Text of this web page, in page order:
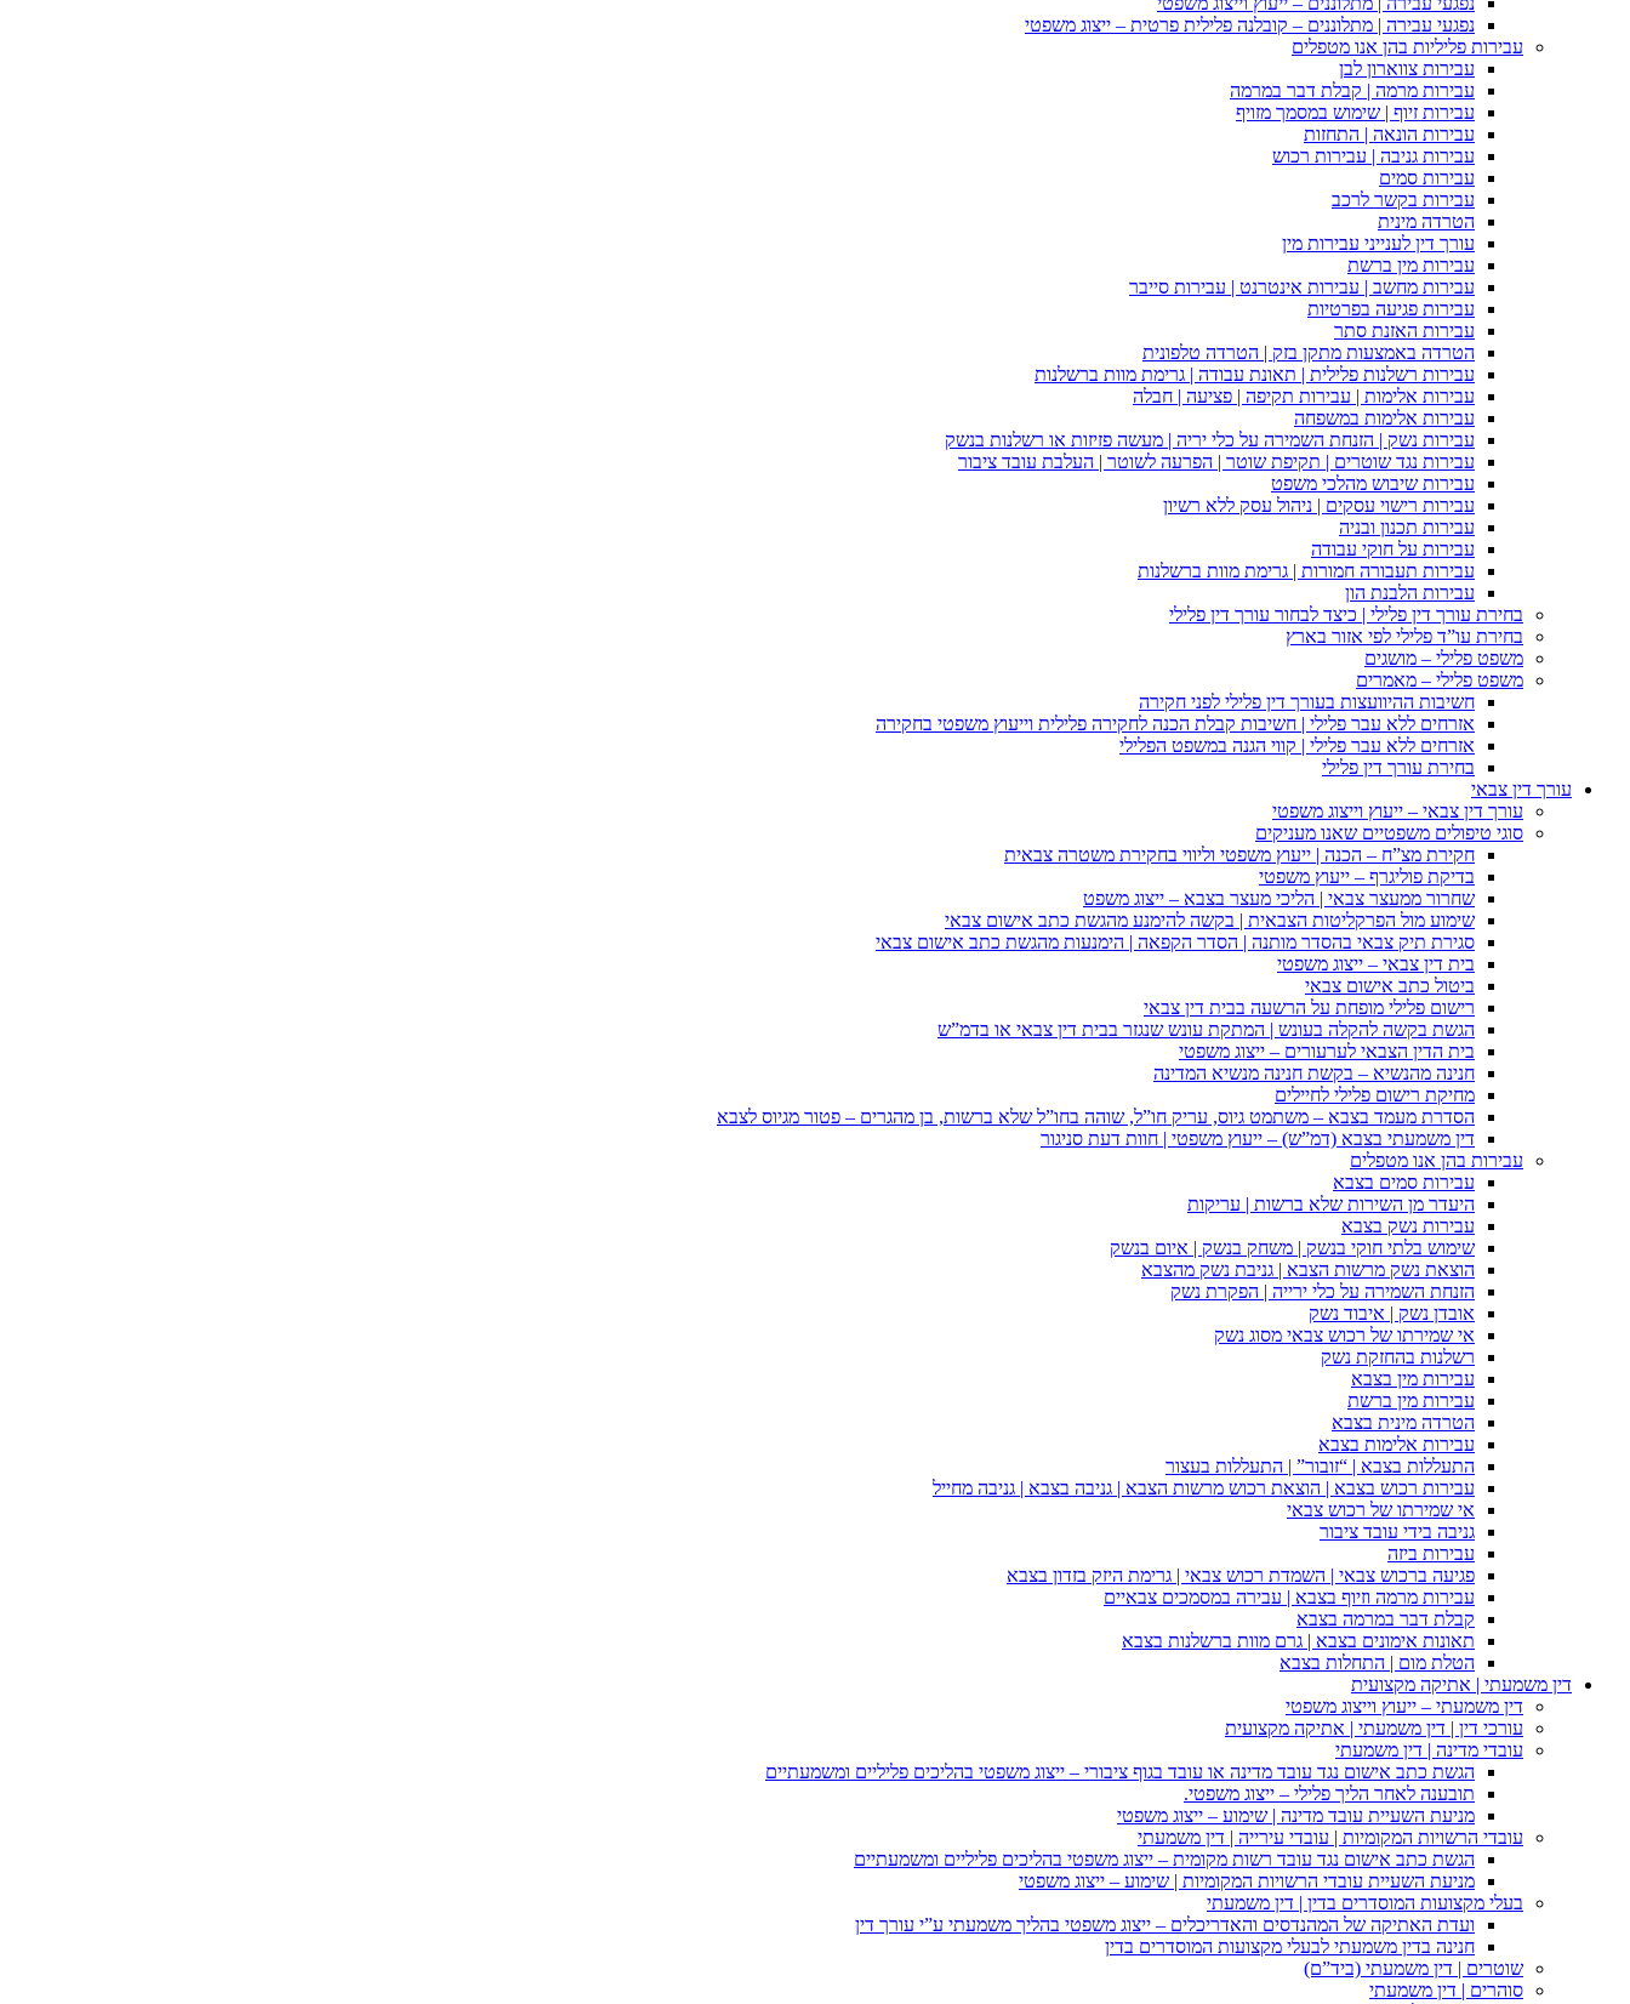
נפגעי עבירה | מתלוננים – קובלנה פלילית פרטית – ייצוג משפטי
עבירות פליליות בהן אנו מטפלים
עבירות צווארון לבן
עבירות מרמה | קבלת דבר במרמה
עבירות זיוף | שימוש במסמך מזויף
עבירות הונאה | התחזות
עבירות גניבה | עבירות רכוש
עבירות סמים
עבירות בקשר לרכב
הטרדה מינית
עורך דין לענייני עבירות מין
עבירות מין ברשת
עבירות מחשב | עבירות אינטרנט | עבירות סייבר
עבירות פגיעה בפרטיות
עבירות האזנת סתר
הטרדה באמצעות מתקן בזק | הטרדה טלפונית
עבירות רשלנות פלילית | תאונת עבודה | גרימת מוות ברשלנות
עבירות אלימות | עבירות תקיפה | פציעה | חבלה
עבירות אלימות במשפחה
עבירות נשק | הזנחת השמירה על כלי יריה | מעשה פזיזות או רשלנות בנשק
עבירות נגד שוטרים | תקיפת שוטר | הפרעה לשוטר | העלבת עובד ציבור
עבירות שיבוש מהלכי משפט
עבירות רישוי עסקים | ניהול עסק ללא רשיון
עבירות תכנון ובניה
עבירות על חוקי עבודה
עבירות תעבורה חמורות | גרימת מוות ברשלנות
עבירות הלבנת הון
בחירת עורך דין פלילי | כיצד לבחור עורך דין פלילי
בחירת עו”ד פלילי לפי אזור בארץ
משפט פלילי – מושגים
משפט פלילי – מאמרים
חשיבות ההיוועצות בעורך דין פלילי לפני חקירה
אזרחים ללא עבר פלילי | חשיבות קבלת הכנה לחקירה פלילית וייעוץ משפטי בחקירה
אזרחים ללא עבר פלילי | קווי הגנה במשפט הפלילי
בחירת עורך דין פלילי
עורך דין צבאי
עורך דין צבאי – ייעוץ וייצוג משפטי
סוגי טיפולים משפטיים שאנו מעניקים
חקירת מצ”ח – הכנה | ייעוץ משפטי וליווי בחקירת משטרה צבאית
בדיקת פוליגרף – ייעוץ משפטי
שחרור ממעצר צבאי | הליכי מעצר בצבא – ייצוג משפט
שימוע מול הפרקליטות הצבאית | בקשה להימנע מהגשת כתב אישום צבאי
סגירת תיק צבאי בהסדר מותנה | הסדר הקפאה | הימנעות מהגשת כתב אישום צבאי
בית דין צבאי – ייצוג משפטי
ביטול כתב אישום צבאי
רישום פלילי מופחת על הרשעה בבית דין צבאי
הגשת בקשה להקלה בעונש | המתקת עונש שנגזר בבית דין צבאי או בדמ”ש
בית הדין הצבאי לערעורים – ייצוג משפטי
חנינה מהנשיא – בקשת חנינה מנשיא המדינה
מחיקת רישום פלילי לחיילים
הסדרת מעמד בצבא – משתמט גיוס, עריק חו”ל, שוהה בחו”ל שלא ברשות, בן מהגרים – פטור מגיוס לצבא
דין משמעתי בצבא (דמ”ש) – ייעוץ משפטי | חוות דעת סניגור
עבירות בהן אנו מטפלים
עבירות סמים בצבא
היעדר מן השירות שלא ברשות | עריקות
עבירות נשק בצבא
שימוש בלתי חוקי בנשק | משחק בנשק | איום בנשק
הוצאת נשק מרשות הצבא | גניבת נשק מהצבא
הזנחת השמירה על כלי ירייה | הפקרת נשק
אובדן נשק | איבוד נשק
אי שמירתו של רכוש צבאי מסוג נשק
רשלנות בהחזקת נשק
עבירות מין בצבא
עבירות מין ברשת
הטרדה מינית בצבא
עבירות אלימות בצבא
התעללות בצבא | “זובור” | התעללות בעצור
עבירות רכוש בצבא | הוצאת רכוש מרשות הצבא | גניבה בצבא | גניבה מחייל
אי שמירתו של רכוש צבאי
גניבה בידי עובד ציבור
עבירות ביזה
פגיעה ברכוש צבאי | השמדת רכוש צבאי | גרימת היזק בזדון בצבא
עבירות מרמה וזיוף בצבא | עבירה במסמכים צבאיים
קבלת דבר במרמה בצבא
תאונות אימונים בצבא | גרם מוות ברשלנות בצבא
הטלת מום | התחלות בצבא
דין משמעתי | אתיקה מקצועית
דין משמעתי – ייעוץ וייצוג משפטי
עורכי דין | דין משמעתי | אתיקה מקצועית
עובדי מדינה | דין משמעתי
הגשת כתב אישום נגד עובד מדינה או עובד בגוף ציבורי – ייצוג משפטי בהליכים פליליים ומשמעתיים
תובענה לאחר הליך פלילי – ייצוג משפטי.
מניעת השעיית עובד מדינה | שימוע – ייצוג משפטי
עובדי הרשויות המקומיות | עובדי עירייה | דין משמעתי
הגשת כתב אישום נגד עובד רשות מקומית – ייצוג משפטי בהליכים פליליים ומשמעתיים
מניעת השעיית עובדי הרשויות המקומיות | שימוע – ייצוג משפטי
בעלי מקצועות המוסדרים בדין | דין משמעתי
ועדת האתיקה של המהנדסים והאדריכלים – ייצוג משפטי בהליך משמעתי ע”י עורך דין
חנינה בדין משמעתי לבעלי מקצועות המוסדרים בדין
שוטרים | דין משמעתי (ביד”ם)
סוהרים | דין משמעתי